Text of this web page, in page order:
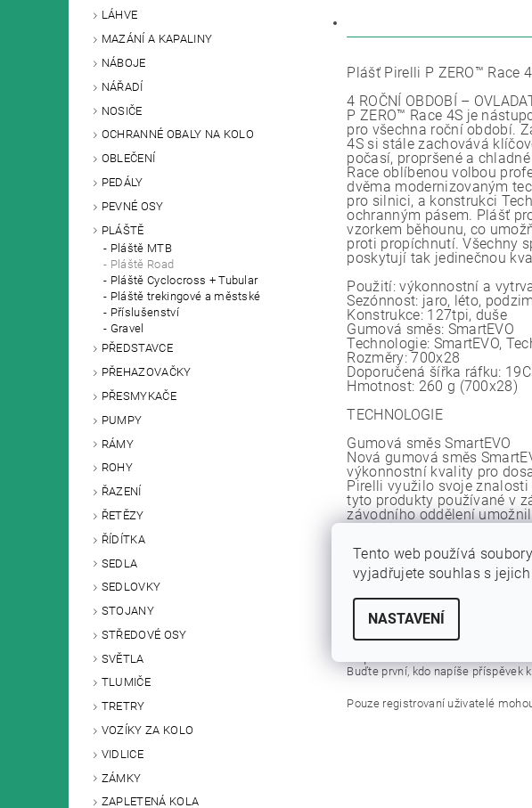
LÁHVE
MAZÁNÍ A KAPALINY
NÁBOJE
NÁŘADÍ
NOSIČE
OCHRANNÉ OBALY NA KOLO
OBLEČENÍ
PEDÁLY
PEVNÉ OSY
PLÁŠTĚ
Pláště MTB
Pláště Road
Pláště Cyclocross + Tubular
Pláště trekingové a městské
Příslušenství
Gravel
PŘEDSTAVCE
PŘEHAZOVAČKY
PŘESMYKAČE
PUMPY
RÁMY
ROHY
ŘAZENÍ
ŘETĚZY
ŘÍDÍTKA
SEDLA
SEDLOVKY
STOJANY
STŘEDOVÉ OSY
SVĚTLA
TLUMIČE
TRETRY
VOZÍKY ZA KOLO
VIDLICE
ZÁMKY
ZAPLETENÁ KOLA
Plášť Pirelli P ZERO™ Race
4 ROČNÍ OBDOBÍ –
P ZERO™ Race 4S je
pro všechna roční období.
4S si stále zachovává
počasí, propršené a
Race oblíbenou volbou
dvěma modernizovaným
pro silnici, a konstrukci
ochranným pásem. Plášť
vzorkem běhounu, co
proti propíchnutí. Všechny
poskytují tak jedinečnou
Použití: výkonnostní a
Sezónnost: jaro, léto,
Konstrukce: 127tpi, duše
Gumová směs: SmartEVO
Technologie: SmartEVO,
Rozměry: 700x28
Doporučená šířka ráfku: 19C
Hmotnost: 260 g (700x28)
TECHNOLOGIE
Gumová směs SmartEVO
Nová gumová směs
výkonnostní kvality pro
Pirelli využilo svoje
tyto produkty používané v
závodního oddělení
cyklistické pláště a tvoří
a zároveň nižší valivý
moderní disciplíny silniční
různorodé povrchy
TechBELT
Vysoce-výkonnostní
plášť mohl poskytnout
vrstev kostry opletu
Buďte první, kdo napíše příspěvek
Pouze registrovaní uživatelé
Tento web používá
vyjadřujete souhlas s
NASTAVENÍ